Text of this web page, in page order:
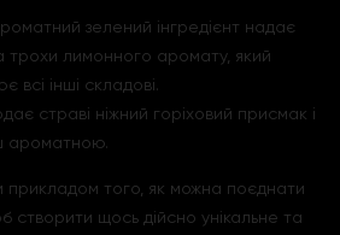
зелений інгредієнт надає
трохи лимонного аромату, який
всі інші складові.
страві ніжний горіховий присмак і
ароматною.
прикладом того, як можна поєднати
створити щось дійсно унікальне та